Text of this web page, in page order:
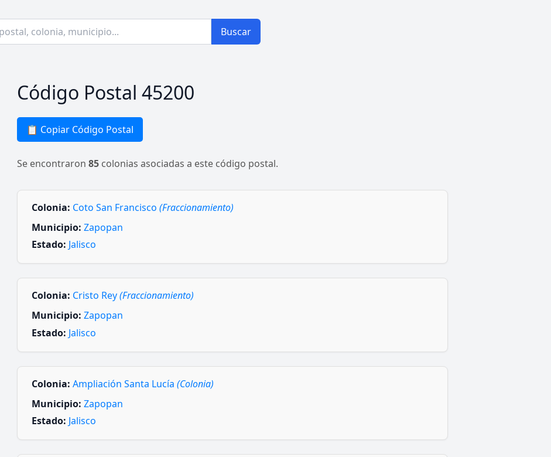
Buscar
Código Postal 45200
📋 Copiar Código Postal
Se encontraron 85 colonias asociadas a este código postal.
Colonia: Coto San Francisco (Fraccionamiento)
Municipio: Zapopan
Estado: Jalisco
Colonia: Cristo Rey(Fraccionamiento)
Municipio: Zapopan
Estado: Jalisco
Colonia: Ampliación Santa Lucía (Colonia)
Municipio: Zapopan
Estado: Jalisco